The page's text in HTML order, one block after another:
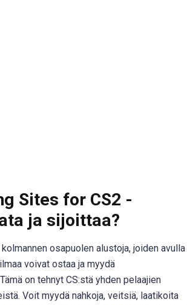
Sites for CS2 -
ja sijoittaa?
osapuolen alustoja, joiden avulla
voivat ostaa ja myydä
on tehnyt CS:stä yhden pelaajien
Voit myydä nahkoja, veitsiä, laatikoita